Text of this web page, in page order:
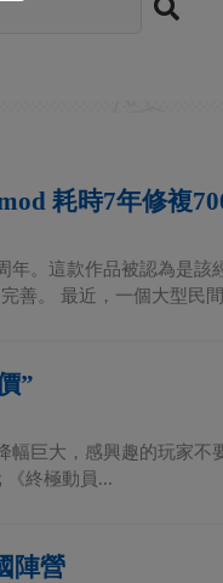
耗時7年修複
。這款作品被認為是該
善。 最近，一個大型民
”
幅巨大，感興趣的玩家不
終極動員...
陣營